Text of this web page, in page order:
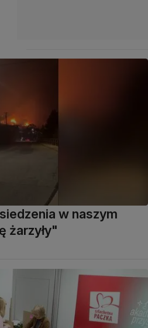
w naszym
żarzyły"